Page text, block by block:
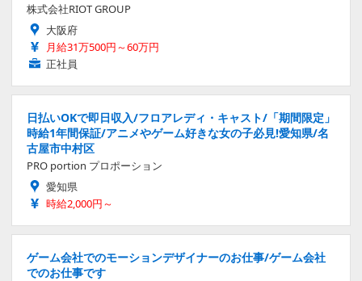
株式会社RIOT GROUP
大阪府
月給31万500円～60万円
正社員
日払いOKで即日収入/フロアレディ・キャスト/「期間限定」
時給1年間保証/アニメやゲーム好きな女の子必見!愛知県/名
古屋市中村区
PRO portion プロポーション
愛知県
時給2,000円～
ゲーム会社でのモーションデザイナーのお仕事/ゲーム会社
でのお仕事です